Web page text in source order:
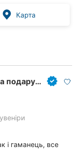
Карта
Fancyshop, все для свята, кульки та подарунки
і гаманець, все